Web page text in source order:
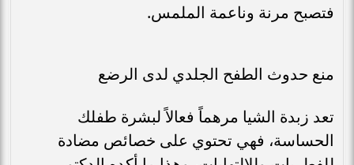
فتصبح مرنة وناعمة الملمس.
منع حدوث الطفح الجلدي لدى الرضع
تعد زبدة الشيا مرهماً فعالاً لبشرة طفلك
الحساسة، فهي تحتوي على خصائص مضادة